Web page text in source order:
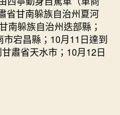
公
布〉
中
省甘南躲族自治州夏河
南躲族自治州迭部縣；
宕昌縣；10月11日達到
肅省天水市；10月12日